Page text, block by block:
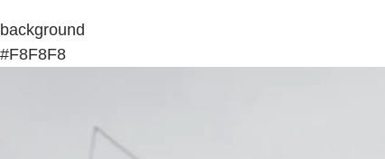
background
#F8F8F8